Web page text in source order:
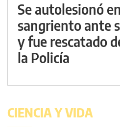
Se autolesionó
sangriento ante
y fue rescatado
la Policía
CIENCIA Y VIDA